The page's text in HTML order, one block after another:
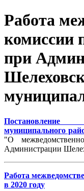
Работа
комиссии
при
Постановление
муниципального
"О
Администрации
Работа
в 2020 году